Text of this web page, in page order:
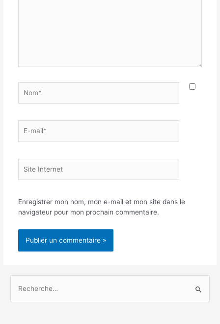
mail*
Internet
Enregistrer mon nom, mon e-mail et mon site dans le
navigateur pour mon prochain commentaire.
e